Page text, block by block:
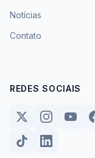
Notícias
Contato
REDES SOCIAIS